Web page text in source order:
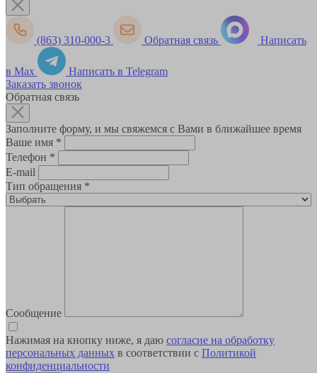
(863) 310-000-3 Обратная связь Написать
в Max
Написать в Telegram
Заказать звонок
Обратная связь
Заполните форму, и мы свяжемся с Вами в ближайшее время
Ваше имя *
Телефон *
E-mail
Тип обращения *
Сообщение
Нажимая на кнопку ниже, я даю согласие на обработку
персональных данных в соответствии с Политикой
конфиденциальности